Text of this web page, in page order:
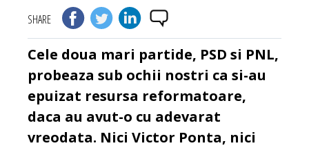
SHARE
Cele doua mari partide, PSD si PNL,
probeaza sub ochii nostri ca si-au
epuizat resursa reformatoare,
daca au avut-o cu adevarat
vreodata. Nici Victor Ponta, nici